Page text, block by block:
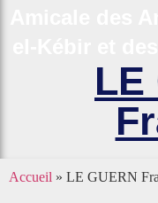
LE
Accueil » LE GUERN